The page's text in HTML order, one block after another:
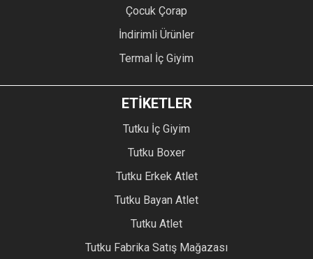
Çocuk Çorap
İndirimli Ürünler
Termal İç Giyim
ETİKETLER
Tutku İç Giyim
Tutku Boxer
Tutku Erkek Atlet
Tutku Bayan Atlet
Tutku Atlet
Tutku Fabrika Satış Mağazası